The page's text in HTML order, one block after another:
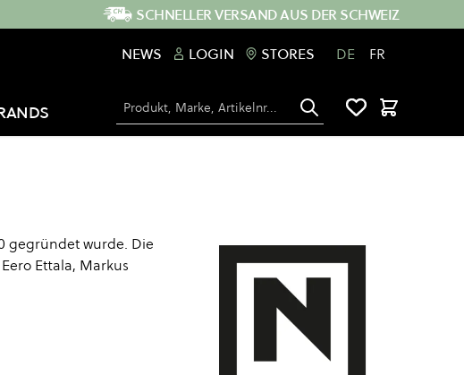
SCHNELLER VERSAND AUS DER SCHWEIZ
NEWS
LOGIN STORES DE FR
Suche Warenkorb
gegründet wurde. Die
Ettala, Markus